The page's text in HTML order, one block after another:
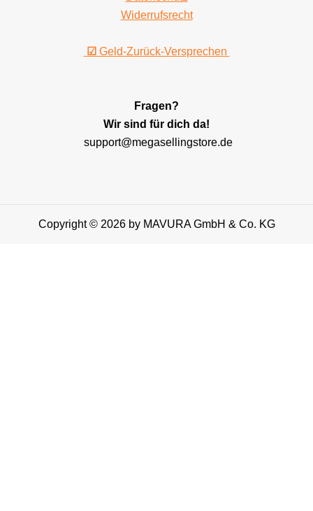
Widerrufsrecht
☑ Geld-Zurück-Versprechen
Fragen?
Wir sind für dich da!
support@megasellingstore.de
Copyright © 2026 by MAVURA GmbH & Co. KG